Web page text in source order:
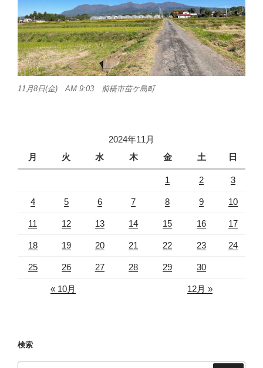
11月8日(金) AM 9:03 前橋市苗ケ島町
2024年11月
月
火 水 木 金 土 日
1 2 3
4 5 6 7 8 9 10
11 12 13 14 15 16 17
18 19 20 21 22 23 24
25 26 27 28 29 30
« 10月 12月 »
検索